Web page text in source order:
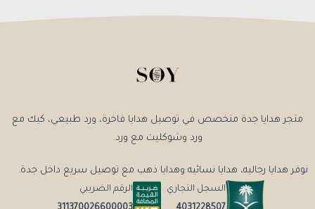
متجر هدايا جدة متخصص في توصيل هدايا فاخرة، ورد طبيعي، كيك مع
ورد وشوكليت مع ورد.
نوفر هدايا رجاليه، هدايا نسائيه وهدايا ذهب مع توصيل سريع داخل جدة.
السجل التجاري
الرقم الضريبي